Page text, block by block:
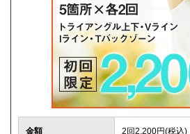
金額 2回2,200円(税込)